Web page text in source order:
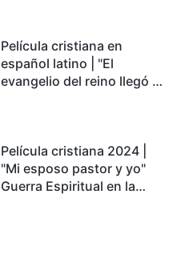
conmovedor
Película cristiana en
español latino | "El
evangelio del reino llegó a
Película cristiana 2024 |
"Mi esposo pastor y yo"
Guerra Espiritual en la